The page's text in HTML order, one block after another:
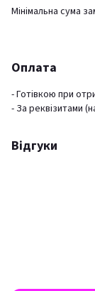
Мінімальна сума
Оплата
- Готівкою при
- За реквізитами
Відгуки